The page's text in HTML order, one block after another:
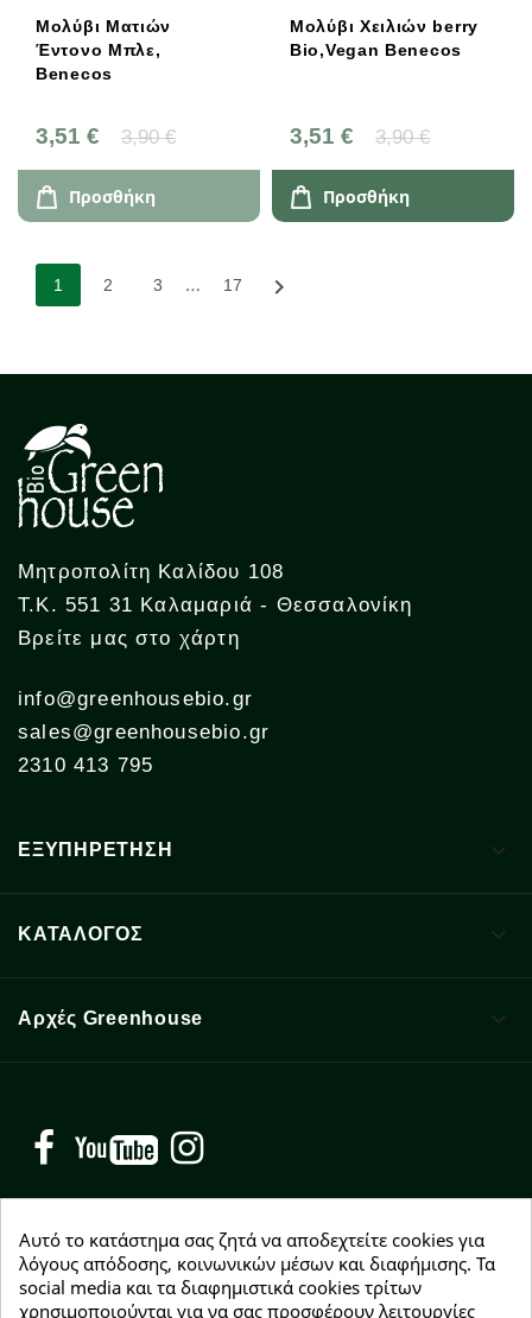
Μολύβι Ματιών
Έντονο Μπλε,
Benecos
3,51 € 3,90 €
Προσθήκη
Μολύβι Χειλιών berry
Bio,Vegan Benecos
3,51 € 3,90 €
Προσθήκη
1 2 3 … 17 
Μητροπολίτη Καλίδου 108
Τ.Κ. 551 31 Καλαμαριά - Θεσσαλονίκη
Βρείτε μας στο χάρτη
info@greenhousebio.gr
sales@greenhousebio.gr
2310 413 795
ΕΞΥΠΗΡΕΤΗΣΗ 
ΚΑΤΑΛΟΓΟΣ 
Αρχές Greenhouse 
Facebook YouTube
NEWSLETTER
Αυτό το κατάστημα σας ζητά να αποδεχτείτε cookies για
λόγους απόδοσης, κοινωνικών μέσων και διαφήμισης. Τα
social media και τα διαφημιστικά cookies τρίτων
χρησιμοποιούνται για να σας προσφέρουν λειτουργίες